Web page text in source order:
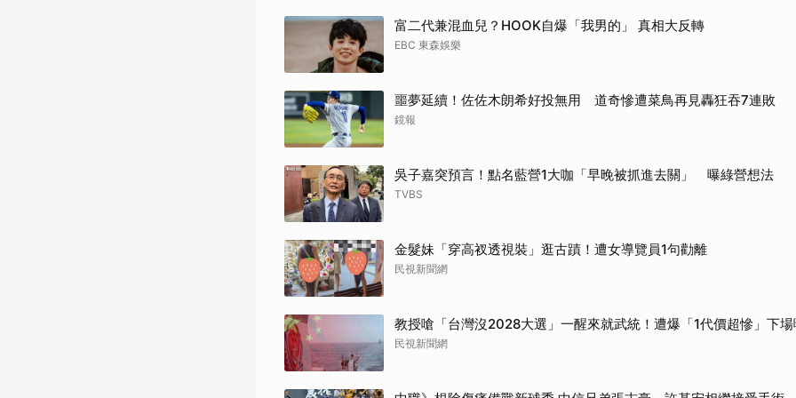
富二代兼混血兒？HOOK自爆「我男的」 真相大反轉
EBC 東森娛樂
噩夢延續！佐佐木朗希好投無用 道奇慘遭菜鳥再見轟狂吞7連敗
鏡報
吳子嘉突預言！點名藍營1大咖「早晚被抓進去關」 曝綠營想法
TVBS
金髮妹「穿高衩透視裝」逛古蹟！遭女導覽員1句勸離
民視新聞網
教授嗆「台灣沒2028大選」一醒來就武統！遭爆「1代價超慘」下
民視新聞網